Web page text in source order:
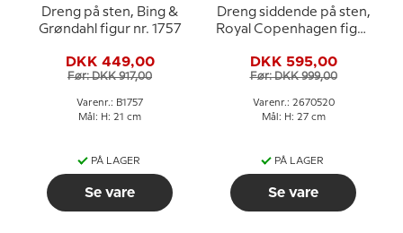
Dreng på sten, Bing &
Grøndahl figur nr. 1757
DKK 449,00
Før: DKK 917,00
Varenr.: B1757
Mål: H: 21 cm
PÅ LAGER
Se vare
Dreng siddende på sten,
Royal Copenhagen figur
DKK 595,00
Før: DKK 999,00
Varenr.: 2670520
Mål: H: 27 cm
PÅ LAGER
Se vare